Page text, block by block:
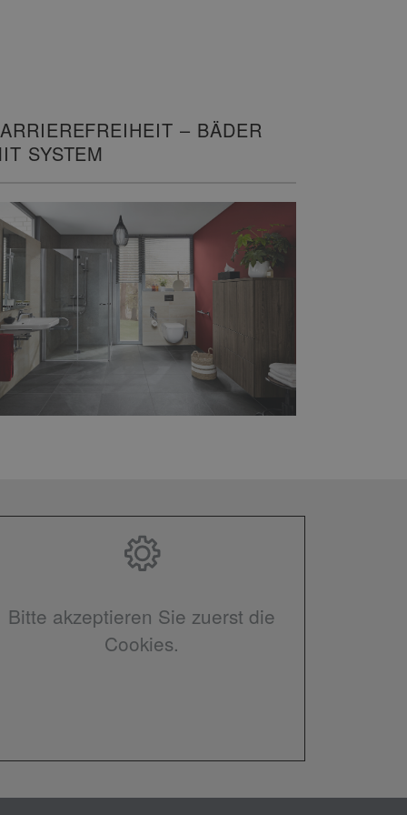
– BÄDER
SYSTEM
Bitte akzeptieren Sie zuerst die
Cookies.